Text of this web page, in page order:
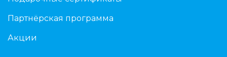
Партнёрская программа
Акции